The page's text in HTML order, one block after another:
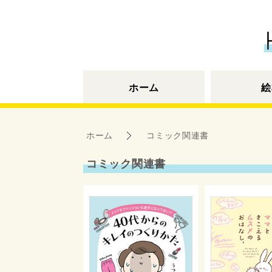
ホーム
ホーム コミック関連書
コミック関連書